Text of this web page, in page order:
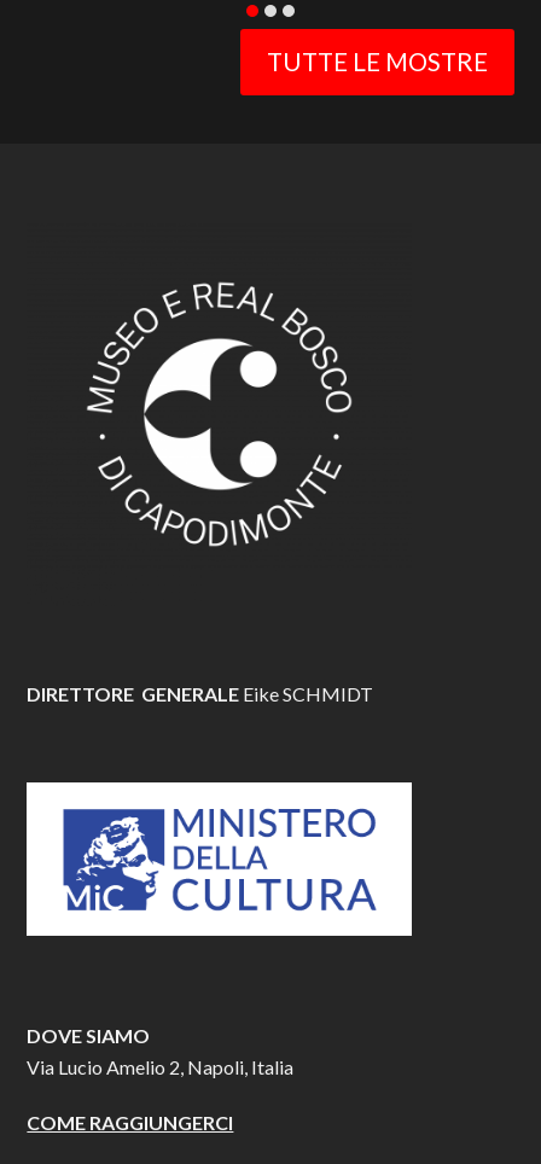
TUTTE LE MOSTRE
DIRETTORE GENERALE Eike SCHMIDT
DOVE SIAMO
Via Lucio Amelio 2, Napoli, Italia
COME RAGGIUNGERCI